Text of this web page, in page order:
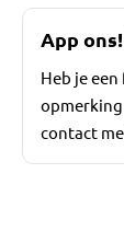
App ons!
Heb je
contact